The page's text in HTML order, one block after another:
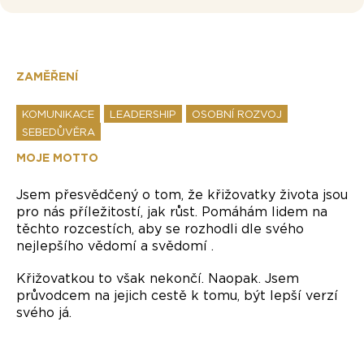
ZAMĚŘENÍ
KOMUNIKACE LEADERSHIP
OSOBNÍ ROZVOJ
SEBEDŮVĚRA
MOJE MOTTO
Jsem přesvědčený o tom, že křižovatky života jsou
pro nás příležitostí, jak růst. Pomáhám lidem na
těchto rozcestích, aby se rozhodli dle svého
nejlepšího vědomí a svědomí .
Křižovatkou to však nekončí. Naopak. Jsem
průvodcem na jejich cestě k tomu, být lepší verzí
svého já.